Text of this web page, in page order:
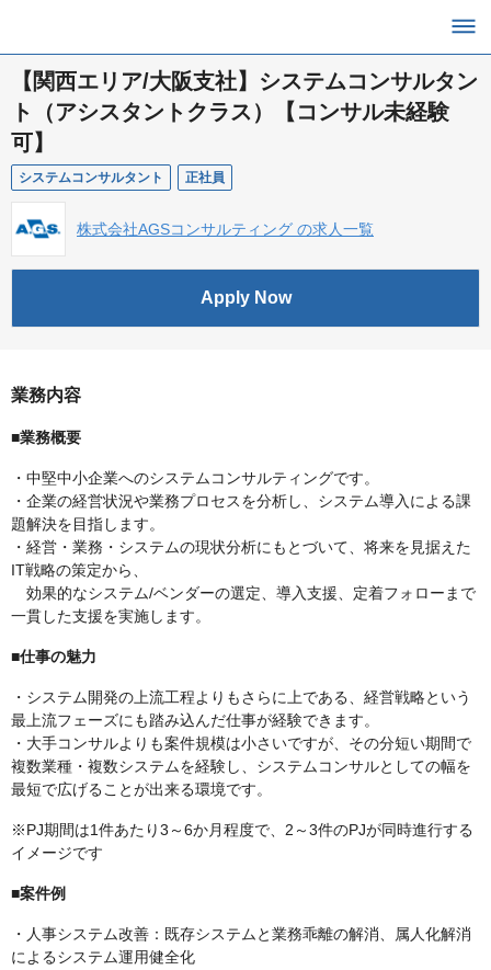
【関西エリア/大阪支社】システムコンサルタン
ト（アシスタントクラス）【コンサル未経験
可】
システムコンサルタント 正社員
株式会社AGSコンサルティング の求人一覧
Apply Now
業務内容
■業務概要
・中堅中小企業へのシステムコンサルティングです。
・企業の経営状況や業務プロセスを分析し、システム導入による課
題解決を目指します。
・経営・業務・システムの現状分析にもとづいて、将来を見据えた
IT戦略の策定から、
効果的なシステム/ベンダーの選定、導入支援、定着フォローまで
一貫した支援を実施します。
■仕事の魅力
・システム開発の上流工程よりもさらに上である、経営戦略という
最上流フェーズにも踏み込んだ仕事が経験できます。
・大手コンサルよりも案件規模は小さいですが、その分短い期間で
複数業種・複数システムを経験し、システムコンサルとしての幅を
最短で広げることが出来る環境です。
※PJ期間は1件あたり3～6か月程度で、2～3件のPJが同時進行する
イメージです
■案件例
・人事システム改善：既存システムと業務乖離の解消、属人化解消
によるシステム運用健全化